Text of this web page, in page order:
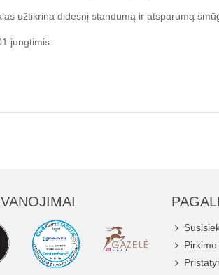
užtikrina didesnį standumą ir atsparumą
jungtimis.